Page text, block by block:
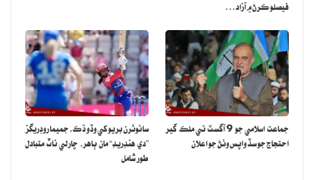
فيصلو ڪرڻ ۾ آزاد…
جماعت اسلامي جو 9 آگسٽ تي ملڪ گير
احتجاج جو سڏ واپس وٺڻ جو اعلان
سائوٿرن بريو کي وڏو ڌڪ، جميما روڊريگز
”دي هنڊريڊ“ مان ٻاهر، چارلي ناٽ متبادل
طور شامل